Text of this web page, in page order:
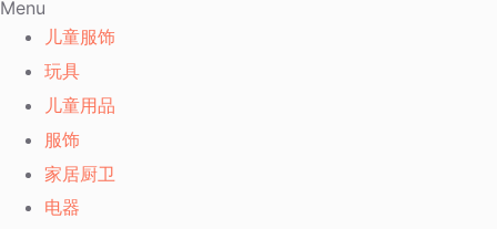
Menu
儿童服饰
玩具
儿童用品
服饰
家居厨卫
电器